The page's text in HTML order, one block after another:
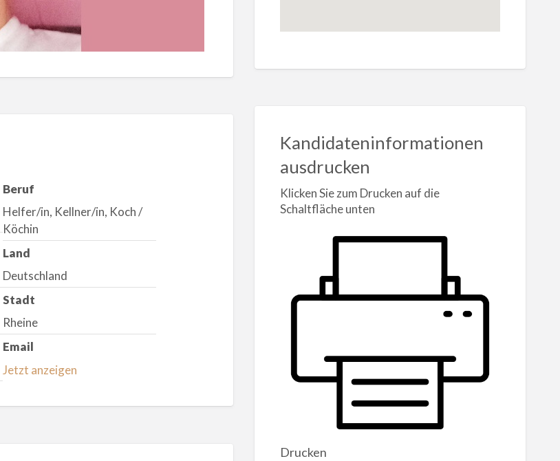
Beruf
Helfer/in, Kellner/in, Koch /
Köchin
Land
Deutschland
Stadt
Rheine
Email
Jetzt anzeigen
Kandidateninformationen
ausdrucken
Klicken Sie zum Drucken auf die
Schaltfläche unten
Drucken